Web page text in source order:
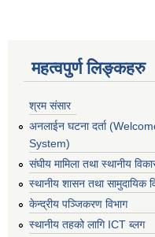
महत्वपुर्ण लिङ्कहरु
श्रम संसार
अनलाईन घटना दर्ता
System)
संघीय मामिला तथा स्थानीय
स्थानीय शासन तथा सामुदायिक
केन्द्रीय पञ्जिकरण विभाग
स्थानीय तहको लागि ICT ब्लग